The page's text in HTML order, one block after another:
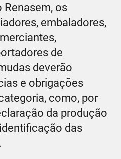
Renasem, os
embaladores,
de
deverão
e obrigações
como, por
da produção
das